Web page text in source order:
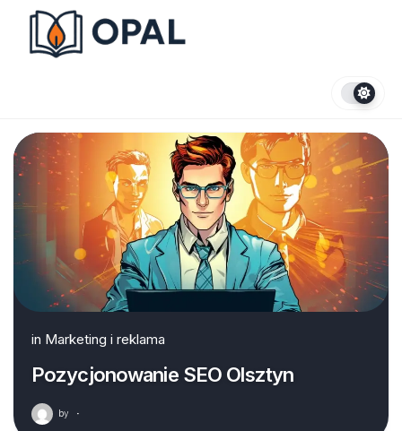
content
in Marketing i reklama
Pozycjonowanie SEO Olsztyn
by ·